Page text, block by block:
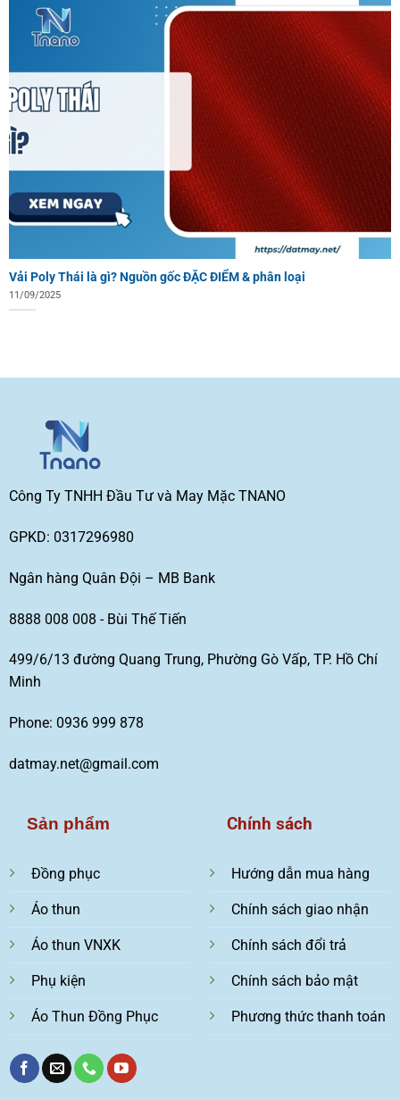
Vải Poly Thái là gì? Nguồn gốc ĐẶC ĐIỂM & phân loại
11/09/2025
Công Ty TNHH Đầu Tư và May Mặc TNANO
GPKD: 0317296980
Ngân hàng Quân Đội – MB Bank
8888 008 008 - Bùi Thế Tiến
499/6/13 đường Quang Trung, Phường Gò Vấp, TP. Hồ Chí
Minh
Phone: 0936 999 878
datmay.net@gmail.com
Sản phẩm
Đồng phục
Áo thun
Áo thun VNXK
Phụ kiện
Áo Thun Đồng Phục
Chính sách
Hướng dẫn mua hàng
Chính sách giao nhận
Chính sách đổi trả
Chính sách bảo mật
Phương thức thanh toán